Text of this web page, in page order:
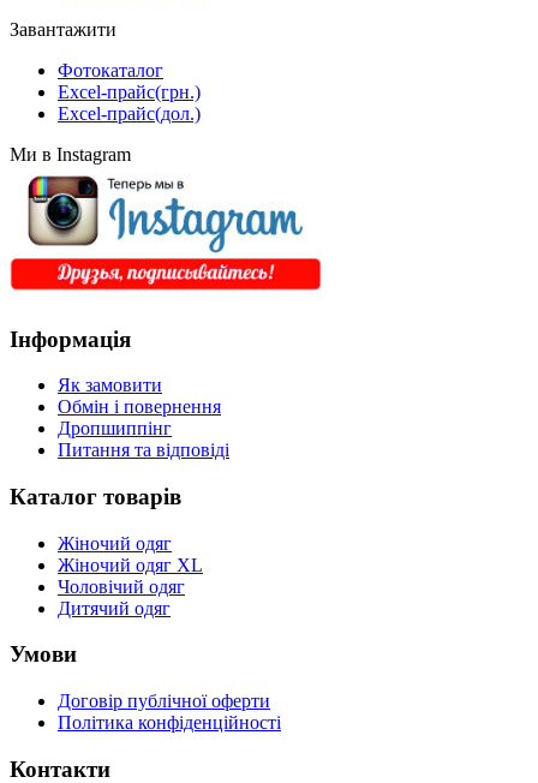
Завантажити
Фотокаталог
Excel-прайс(грн.)
Excel-прайс(дол.)
Ми в Instagram
Інформація
Як замовити
Обмін і повернення
Дропшиппінг
Питання та відповіді
Каталог товарів
Жіночий одяг
Жіночий одяг XL
Чоловічий одяг
Дитячий одяг
Умови
Договір публічної оферти
Політика конфіденційності
Контакти